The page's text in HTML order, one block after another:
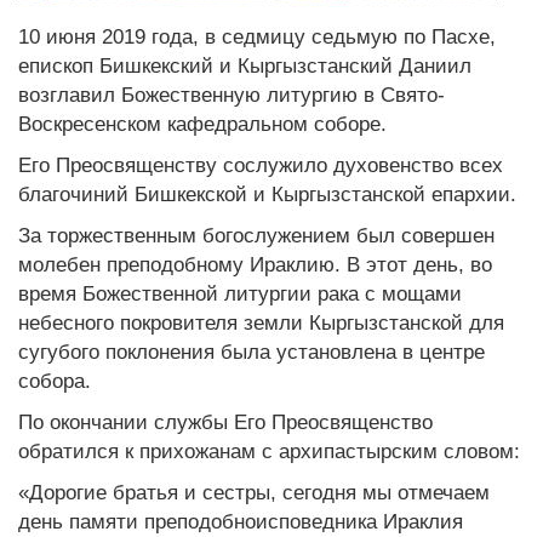
10 июня 2019 года, в седмицу седьмую по Пасхе,
епископ Бишкекский и Кыргызстанский Даниил
возглавил Божественную литургию в Свято-
Воскресенском кафедральном соборе.
Его Преосвященству сослужило духовенство всех
благочиний Бишкекской и Кыргызстанской епархии.
За торжественным богослужением был совершен
молебен преподобному Ираклию. В этот день, во
время Божественной литургии рака с мощами
небесного покровителя земли Кыргызстанской для
сугубого поклонения была установлена в центре
собора.
По окончании службы Его Преосвященство
обратился к прихожанам с архипастырским словом:
«Дорогие братья и сестры, сегодня мы отмечаем
день памяти преподобноисповедника Ираклия